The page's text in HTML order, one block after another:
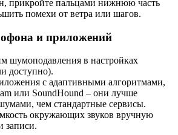
прикройте пальцами нижнюю часть
помехи от ветра или шагов.
и приложений
шумоподавления в настройках
доступно).
с адаптивными алгоритмами,
или SoundHound – они лучше
чем стандартные сервисы.
окружающих звуков вручную
записи.